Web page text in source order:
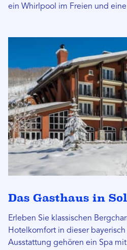
ein Whirlpool im Freien und
Das Gasthaus in
Erleben Sie klassischen
Hotelkomfort in dieser
Ausstattung gehören ein Spa